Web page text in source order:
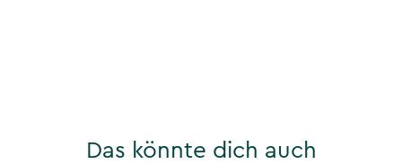
Das könnte dich auch